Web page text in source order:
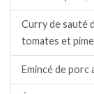
Curry de sauté
tomates et
Emincé de porc